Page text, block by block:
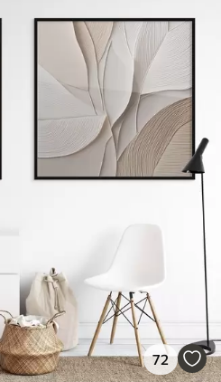
72